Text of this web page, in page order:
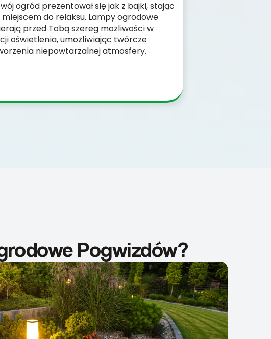
ogród prezentował się jak z bajki, stając
do relaksu. Lampy ogrodowe
przed Tobą szereg możliwości w
oświetlenia, umożliwiając twórcze
niepowtarzalnej atmosfery.
Pogwizdów?